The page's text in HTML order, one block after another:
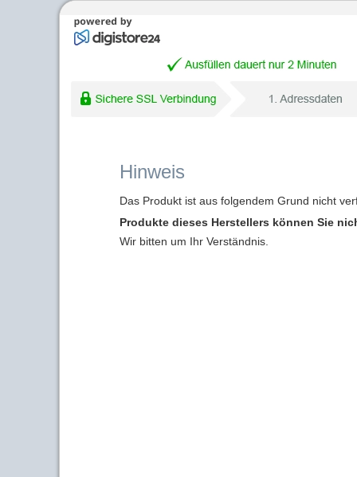
Hinweis
Das Produkt ist aus folgendem Grund nicht
Produkte dieses Herstellers können Sie
Wir bitten um Ihr Verständnis.